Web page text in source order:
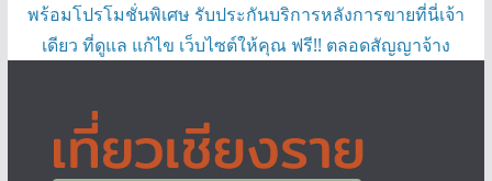
พร้อมโปรโมชั่นพิเศษ รับประกันบริการหลังการขายที่นี่เจ้า
เดียว ที่ดูแล แก้ไข เว็บไซต์ให้คุณ ฟรี!! ตลอดสัญญาจ้าง